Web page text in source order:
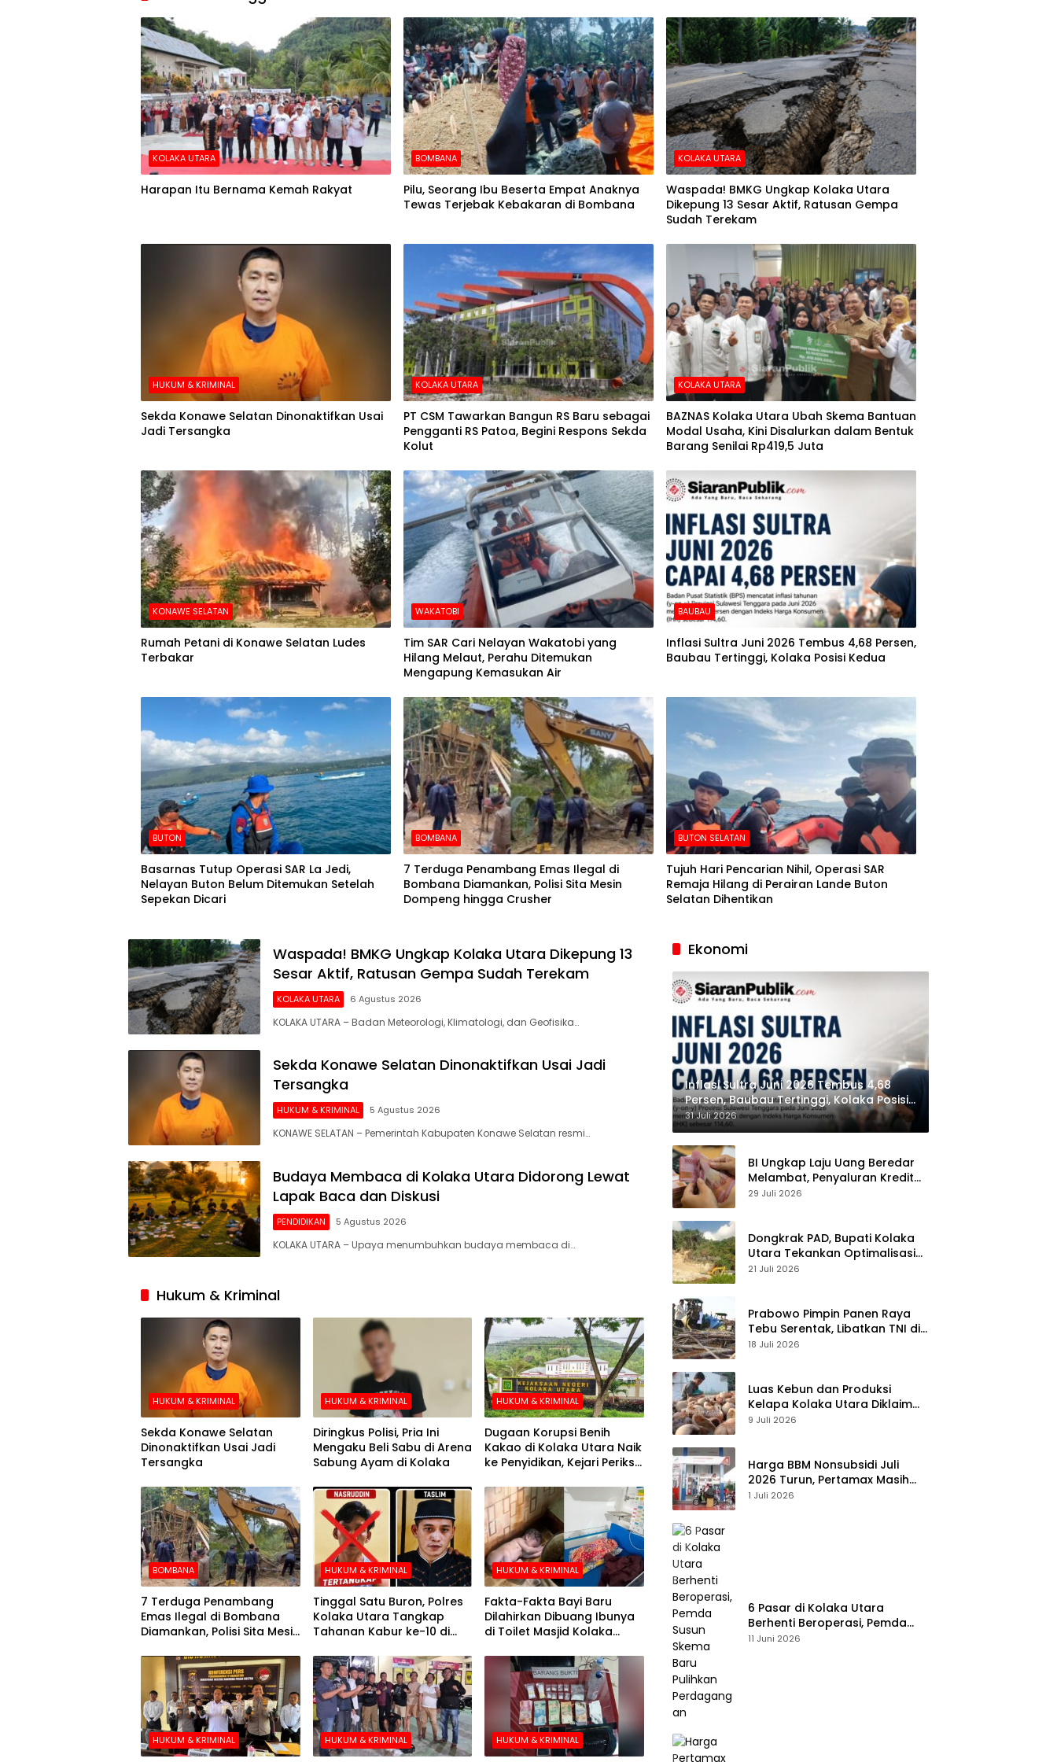
KOLAKA UTARA
Harapan Itu Bernama Kemah Rakyat
BOMBANA
Pilu, Seorang Ibu Beserta Empat Anaknya
Tewas Terjebak Kebakaran di Bombana
KOLAKA UTARA
Waspada! BMKG Ungkap Kolaka Utara
Dikepung 13 Sesar Aktif, Ratusan Gempa
Sudah Terekam
HUKUM & KRIMINAL
Sekda Konawe Selatan Dinonaktifkan Usai
Jadi Tersangka
KOLAKA UTARA
PT CSM Tawarkan Bangun RS Baru sebagai
Pengganti RS Patoa, Begini Respons Sekda
Kolut
KOLAKA UTARA
BAZNAS Kolaka Utara Ubah Skema Bantuan
Modal Usaha, Kini Disalurkan dalam Bentuk
Barang Senilai Rp419,5 Juta
KONAWE SELATAN
Rumah Petani di Konawe Selatan Ludes
Terbakar
WAKATOBI
Tim SAR Cari Nelayan Wakatobi yang
Hilang Melaut, Perahu Ditemukan
Mengapung Kemasukan Air
BAUBAU
Inflasi Sultra Juni 2026 Tembus 4,68 Persen,
Baubau Tertinggi, Kolaka Posisi Kedua
BUTON
Basarnas Tutup Operasi SAR La Jedi,
Nelayan Buton Belum Ditemukan Setelah
Sepekan Dicari
BOMBANA
7 Terduga Penambang Emas Ilegal di
Bombana Diamankan, Polisi Sita Mesin
Dompeng hingga Crusher
BUTON SELATAN
Tujuh Hari Pencarian Nihil, Operasi SAR
Remaja Hilang di Perairan Lande Buton
Selatan Dihentikan
Waspada! BMKG Ungkap Kolaka Utara Dikepung 13
Sesar Aktif, Ratusan Gempa Sudah Terekam
KOLAKA UTARA 6 Agustus 2026
KOLAKA UTARA – Badan Meteorologi, Klimatologi, dan Geofisika…
Sekda Konawe Selatan Dinonaktifkan Usai Jadi
Tersangka
HUKUM & KRIMINAL 5 Agustus 2026
KONAWE SELATAN – Pemerintah Kabupaten Konawe Selatan resmi…
Budaya Membaca di Kolaka Utara Didorong Lewat
Lapak Baca dan Diskusi
PENDIDIKAN 5 Agustus 2026
KOLAKA UTARA – Upaya menumbuhkan budaya membaca di…
Hukum & Kriminal
HUKUM & KRIMINAL
Sekda Konawe Selatan
Dinonaktifkan Usai Jadi
Tersangka
HUKUM & KRIMINAL
Diringkus Polisi, Pria Ini
Mengaku Beli Sabu di Arena
Sabung Ayam di Kolaka
HUKUM & KRIMINAL
Dugaan Korupsi Benih
Kakao di Kolaka Utara Naik
ke Penyidikan, Kejari Periksa
BOMBANA
7 Terduga Penambang
Emas Ilegal di Bombana
Diamankan, Polisi Sita Mesin
HUKUM & KRIMINAL
Tinggal Satu Buron, Polres
Kolaka Utara Tangkap
Tahanan Kabur ke-10 di
HUKUM & KRIMINAL
Fakta-Fakta Bayi Baru
Dilahirkan Dibuang Ibunya
di Toilet Masjid Kolaka
HUKUM & KRIMINAL HUKUM & KRIMINAL HUKUM & KRIMINAL
Ekonomi
Inflasi Sultra Juni 2026 Tembus 4,68
Persen, Baubau Tertinggi, Kolaka Posisi
Kedua
31 Juli 2026
BI Ungkap Laju Uang Beredar
Melambat, Penyaluran Kredit
Perbankan Meningkat
29 Juli 2026
Dongkrak PAD, Bupati Kolaka
Utara Tekankan Optimalisasi
Pajak dan Sektor Tambang
21 Juli 2026
Prabowo Pimpin Panen Raya
Tebu Serentak, Libatkan TNI di
43 Titik Indonesia
18 Juli 2026
Luas Kebun dan Produksi
Kelapa Kolaka Utara Diklaim
Meningkat, Pemda Tawarkan
9 Juli 2026
Harga BBM Nonsubsidi Juli
2026 Turun, Pertamax Masih
Bertahan Rp16.250 per Liter
1 Juli 2026
6 Pasar di Kolaka Utara
Berhenti Beroperasi, Pemda
Susun Skema Baru Pulihkan
11 Juni 2026